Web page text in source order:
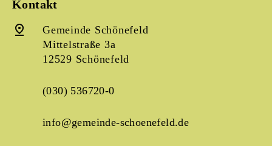
Kontakt
Gemeinde Schönefeld
Mittelstraße 3a
12529 Schönefeld
(030) 536720-0
info@gemeinde-schoenefeld.de